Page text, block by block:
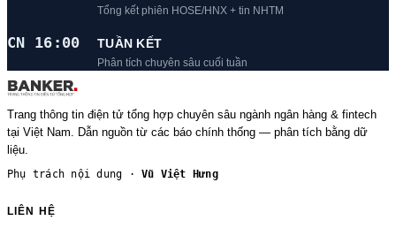
Tổng kết phiên HOSE/HNX + tin NHTM
CN 16:00 TUẦN KẾT
Phân tích chuyên sâu cuối tuần
Trang thông tin điện tử tổng hợp chuyên sâu ngành ngân hàng & fintech
tại Việt Nam. Dẫn nguồn từ các báo chính thống — phân tích bằng dữ
liệu.
Phụ trách nội dung ·Vũ Việt Hưng
LIÊN HỆ